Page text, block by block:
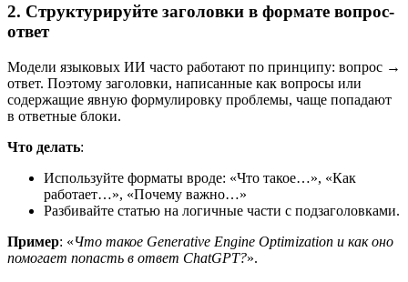
2. Структурируйте заголовки в формате вопрос-
ответ
Модели языковых ИИ часто работают по принципу: вопрос →
ответ. Поэтому заголовки, написанные как вопросы или
содержащие явную формулировку проблемы, чаще попадают
в ответные блоки.
Что делать:
Используйте форматы вроде: «Что такое…», «Как
работает…», «Почему важно…»
Разбивайте статью на логичные части с подзаголовками.
Пример: «Что такое Generative Engine Optimization и как оно
помогает попасть в ответ ChatGPT?».